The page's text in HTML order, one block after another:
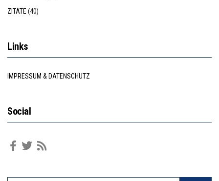
ZITATE (40)
Links
IMPRESSUM & DATENSCHUTZ
Social